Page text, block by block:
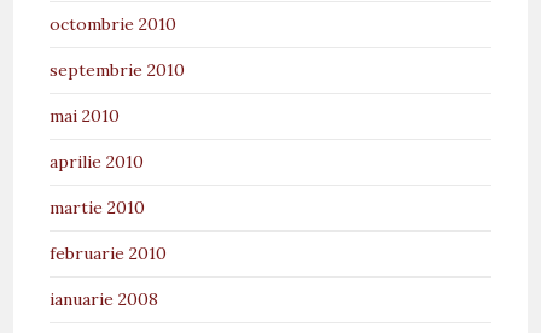
octombrie 2010
septembrie 2010
mai 2010
aprilie 2010
martie 2010
februarie 2010
ianuarie 2008